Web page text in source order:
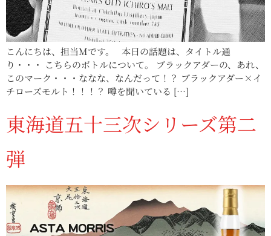
こんにちは、担当Mです。 本日の話題は、タイトル通
り・・・ こちらのボトルについて。 ブラックアダーの、あれ、
このマーク・・・ななな、なんだって！？ ブラックアダー×イ
チローズモルト！！！？ 噂を聞いている […]
東海道五十三次シリーズ第二
弾